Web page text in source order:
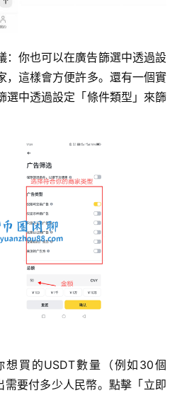
：你也可以在廣告篩選中透過設
，這樣會方便許多。還有一個實
選中透過設定「條件類型」來篩
想買的USDT數量（例如30個
要付多少人民幣。點擊「立即